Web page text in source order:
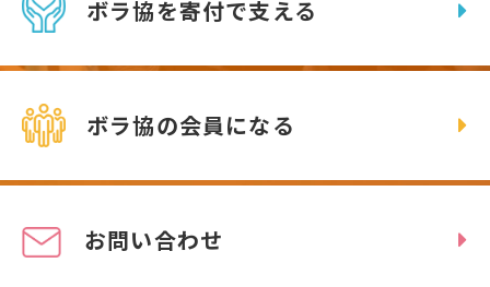
ボラ協を寄付で支える
ボラ協の会員になる
お問い合わせ